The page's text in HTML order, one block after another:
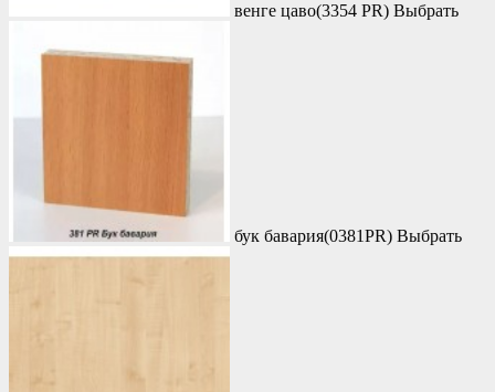
венге цаво(3354 PR) Выбрать
бук бавария(0381PR) Выбрать